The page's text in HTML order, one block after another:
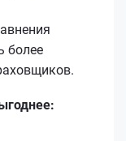
более